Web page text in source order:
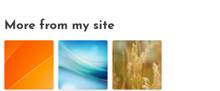
More from my site